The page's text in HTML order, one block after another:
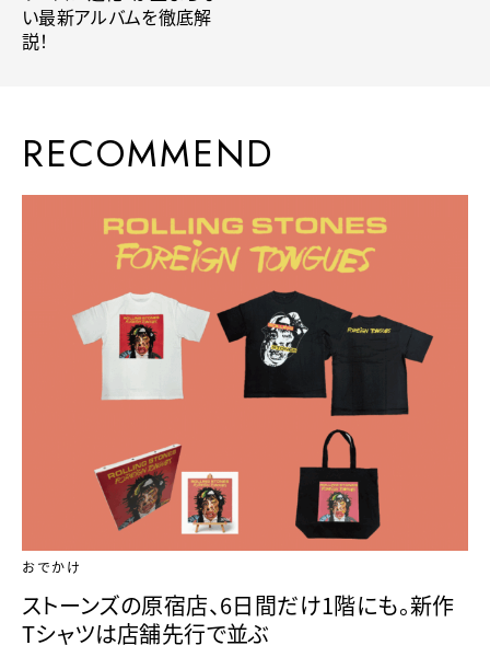
い最新アルバムを徹底解
説！
RECOMMEND
おでかけ
ストーンズの原宿店、6日間だけ1階にも。新作
Tシャツは店舗先行で並ぶ